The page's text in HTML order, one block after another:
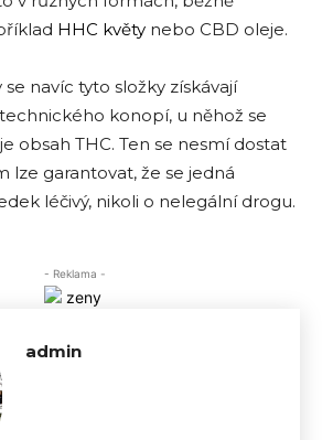
HHC květy nebo CBD oleje.
navíc tyto složky získávají
konopí, u něhož se
obsah THC. Ten se nesmí dostat
lze garantovat, že se jedná
léčivý, nikoli o nelegální drogu.
- Reklama -
admin